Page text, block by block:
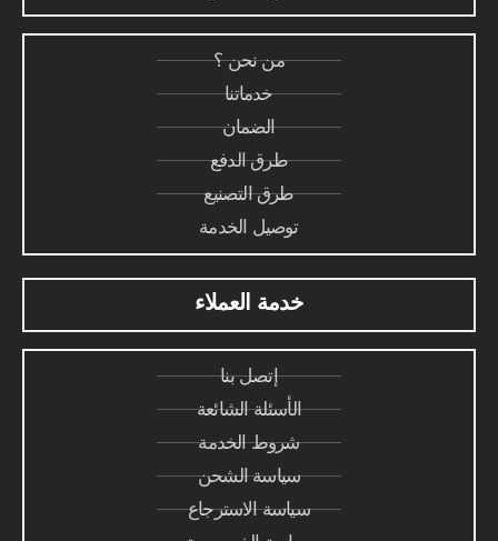
من نحن ؟
خدماتنا
الضمان
طرق الدفع
طرق التصنيع
توصيل الخدمة
خدمة العملاء
إتصل بنا
الأسئلة الشائعة
شروط الخدمة
سياسة الشحن
سياسة الاسترجاع